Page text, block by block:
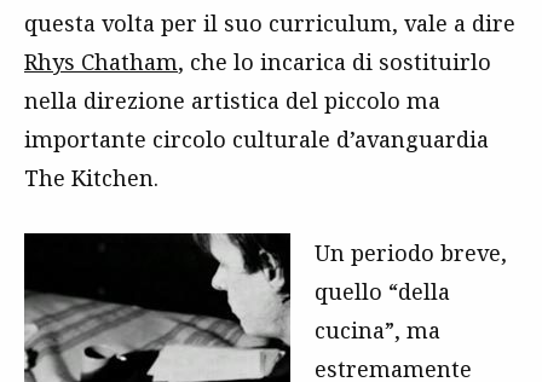
questa volta per il suo curriculum, vale a dire
Rhys Chatham, che lo incarica di sostituirlo
nella direzione artistica del piccolo ma
importante circolo culturale d’avanguardia
The Kitchen.
Un periodo breve,
quello “della
cucina”, ma
estremamente